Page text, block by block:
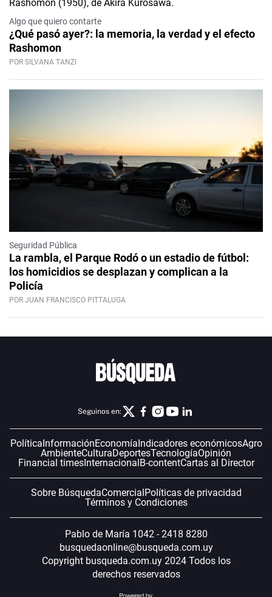
Algo que quiero contarte
¿Qué pasó ayer?: la memoria, la verdad y el efecto
Rashomon
POR SILVANA TANZI
Seguridad Pública
La rambla, el Parque Rodó o un estadio de fútbol:
los homicidios se desplazan y complican a la
Policía
POR JUAN FRANCISCO PITTALUGA
Seguinos en:
PolíticaInformaciónEconomíaIndicadores económicosAgro
AmbienteCulturaDeportesTecnologíaOpinión
Financial timesInternacionalB-contentCartas al Director
Sobre BúsquedaComercialPolíticas de privacidad
Términos y Condiciones
Pablo de María 1042 - 2418 8280
busquedaonline@busqueda.com.uy
Copyright busqueda.com.uy 2024 Todos los
derechos reservados